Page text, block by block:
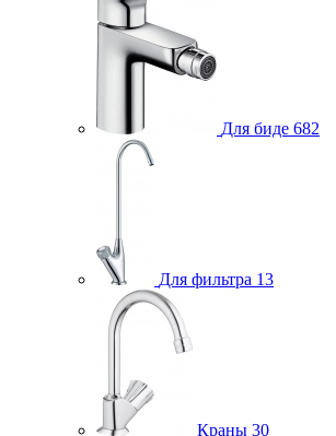
Для биде 682
Для фильтра 13
Краны 30